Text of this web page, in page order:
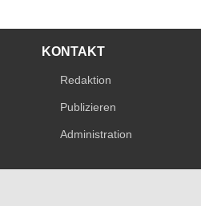
KONTAKT
Redaktion
Publizieren
Administration